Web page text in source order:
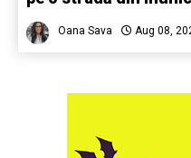
Oana Sava Aug 08,